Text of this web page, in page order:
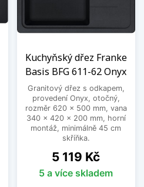
Kuchyňský dřez Franke
Basis BFG 611-62 Onyx
Granitový dřez s odkapem,
provedení Onyx, otočný,
rozměr 620 x 500 mm, vana
340 x 420 x 200 mm, horní
montáž, minimálně 45 cm
skříňka.
Cena
5 119 Kč
5 a více skladem